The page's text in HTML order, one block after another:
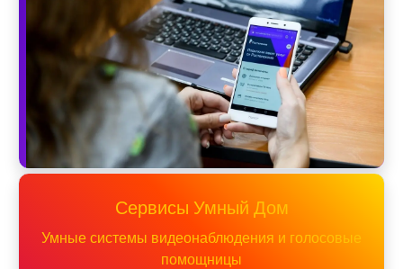
Сервисы Умный Дом
Умные системы видеонаблюдения и голосовые
помощницы